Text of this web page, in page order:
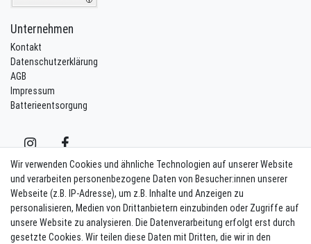
Unternehmen
Kontakt
Datenschutzerklärung
AGB
Impressum
Batterieentsorgung
Vertrag widerrufen Kontakt
Newsletter eintragen
Wir verwenden Cookies und ähnliche Technologien auf unserer Website
und verarbeiten personenbezogene Daten von Besucher:innen unserer
Webseite (z.B. IP-Adresse), um z.B. Inhalte und Anzeigen zu
personalisieren, Medien von Drittanbietern einzubinden oder Zugriffe auf
unsere Website zu analysieren. Die Datenverarbeitung erfolgt erst durch
gesetzte Cookies. Wir teilen diese Daten mit Dritten, die wir in den